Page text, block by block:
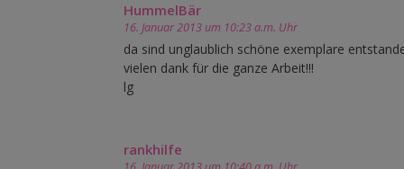
HummelBär
16. Januar 2013 um 10:23 a.m. Uhr
da sind unglaublich schöne exemplare
vielen dank für die ganze Arbeit!!!
lg
rankhilfe